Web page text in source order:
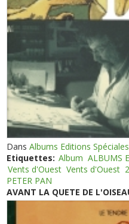
DansAlbums Editions Spéciales
Etiquettes: Album ALBUMS
Vents d'Ouest Vents d'Ouest
PETER PAN
AVANT LA QUETE DE